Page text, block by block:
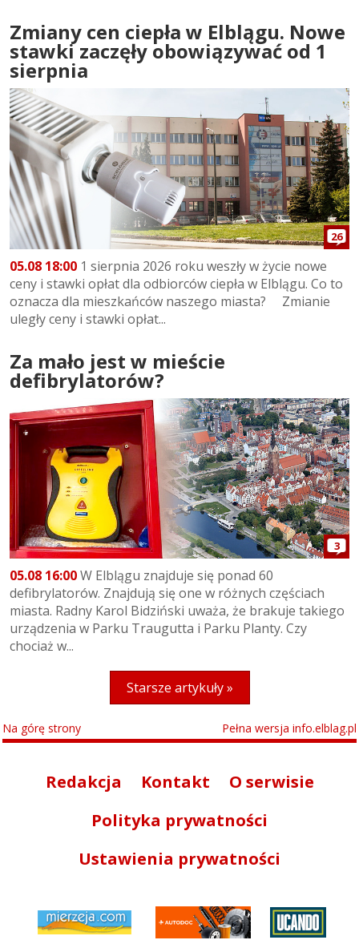
Zmiany cen ciepła w Elblągu. Nowe
stawki zaczęły obowiązywać od 1
sierpnia
26
05.08 18:00 1 sierpnia 2026 roku weszły w życie nowe
ceny i stawki opłat dla odbiorców ciepła w Elblągu. Co to
oznacza dla mieszkańców naszego miasta? Zmianie
uległy ceny i stawki opłat...
Za mało jest w mieście
defibrylatorów?
3
05.08 16:00W Elblągu znajduje się ponad 60
defibrylatorów. Znajdują się one w różnych częściach
miasta. Radny Karol Bidziński uważa, że brakuje takiego
urządzenia w Parku Traugutta i Parku Planty. Czy
chociaż w...
Starsze artykuły »
Na górę strony Pełna wersja info.elblag.pl
Redakcja Kontakt
O serwisie
Polityka prywatności
Ustawienia prywatności